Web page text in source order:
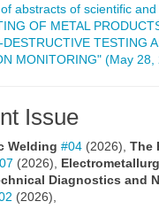
abstracts of scientific
OF METAL
TESTING
MONITORING" (May 28,
Issue
Welding #04 (2026), The
(2026),
Diagnostics and
(2026),